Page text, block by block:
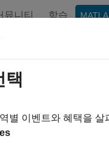
뮤니티 학습
택
별 이벤트와 혜택을